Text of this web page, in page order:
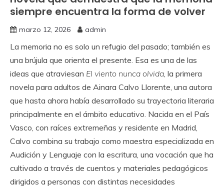
siempre encuentra la forma de volver
marzo 12, 2026 admin
La memoria no es solo un refugio del pasado; también es
una brújula que orienta el presente. Esa es una de las
ideas que atraviesan El viento nunca olvida , la primera
novela para adultos de Ainara Calvo Llorente, una autora
que hasta ahora había desarrollado su trayectoria literaria
principalmente en el ámbito educativo. Nacida en el País
Vasco, con raíces extremeñas y residente en Madrid,
Calvo combina su trabajo como maestra especializada en
Audición y Lenguaje con la escritura, una vocación que ha
cultivado a través de cuentos y materiales pedagógicos
dirigidos a personas con distintas necesidades